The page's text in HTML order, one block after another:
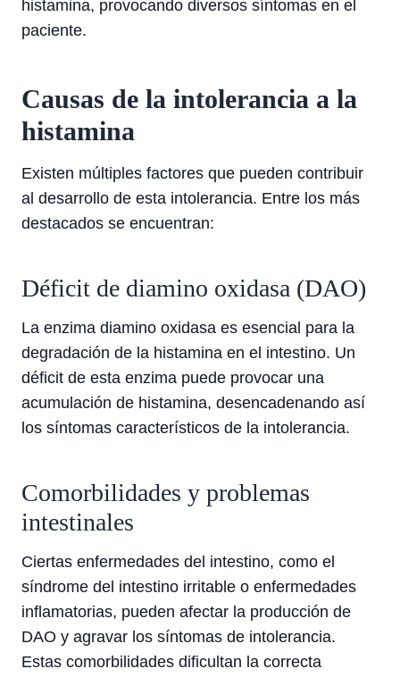
histamina, provocando diversos síntomas en el
paciente.
Causas de la intolerancia a la
histamina
Existen múltiples factores que pueden contribuir
al desarrollo de esta intolerancia. Entre los más
destacados se encuentran:
Déficit de diamino oxidasa (DAO)
La enzima diamino oxidasa es esencial para la
degradación de la histamina en el intestino. Un
déficit de esta enzima puede provocar una
acumulación de histamina, desencadenando así
los síntomas característicos de la intolerancia.
Comorbilidades y problemas
intestinales
Ciertas enfermedades del intestino, como el
síndrome del intestino irritable o enfermedades
inflamatorias, pueden afectar la producción de
DAO y agravar los síntomas de intolerancia.
Estas comorbilidades dificultan la correcta